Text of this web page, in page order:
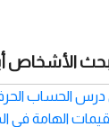
الأشخاص
الحساب
الهامة في